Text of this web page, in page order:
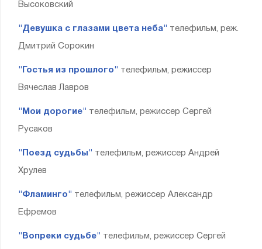
Высоковский
"Девушка с глазами цвета неба" телефильм, реж.
Дмитрий Сорокин
"Гостья из прошлого" телефильм, режиссер
Вячеслав Лавров
"Мои дорогие" телефильм, режиссер Сергей
Русаков
"Поезд судьбы" телефильм, режиссер Андрей
Хрулев
"Фламинго" телефильм, режиссер Александр
Ефремов
"Вопреки судьбе" телефильм, режиссер Сергей